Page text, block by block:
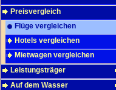
Preisvergleich
Flüge vergleichen
Hotels vergleichen
Mietwagen vergleichen
Leistungsträger
Auf dem Wasser